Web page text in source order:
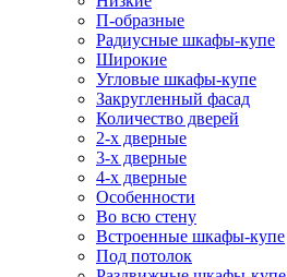
П-образные
Радиусные шкафы-купе
Широкие
Угловые шкафы-купе
Закругленный фасад
Количество дверей
2-х дверные
3-х дверные
4-х дверные
Особенности
Во всю стену
Встроенные шкафы-купе
Под потолок